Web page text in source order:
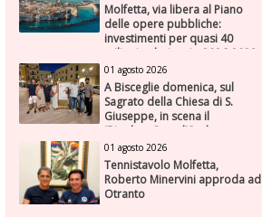
Molfetta, via libera al Piano
delle opere pubbliche:
investimenti per quasi 40
milioni nel triennio 2026-2028
01 agosto 2026
A Bisceglie domenica, sul
Sagrato della Chiesa di S.
Giuseppe, in scena il
“Rigoletto” con l’Orchestra
Sinfonica Federiciana
01 agosto 2026
Tennistavolo Molfetta,
Roberto Minervini approda ad
Otranto